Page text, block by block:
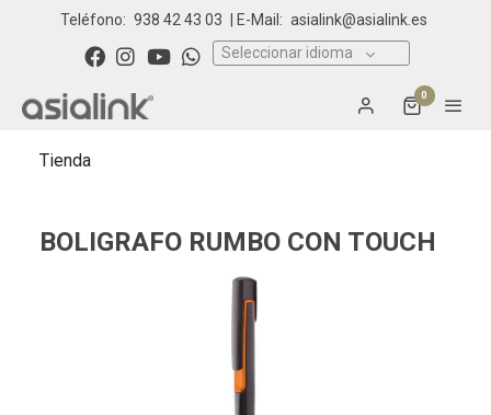
Teléfono: 938 42 43 03 | E-Mail: asialink@asialink.es
Seleccionar idioma
0
Tienda
BOLIGRAFO RUMBO CON TOUCH